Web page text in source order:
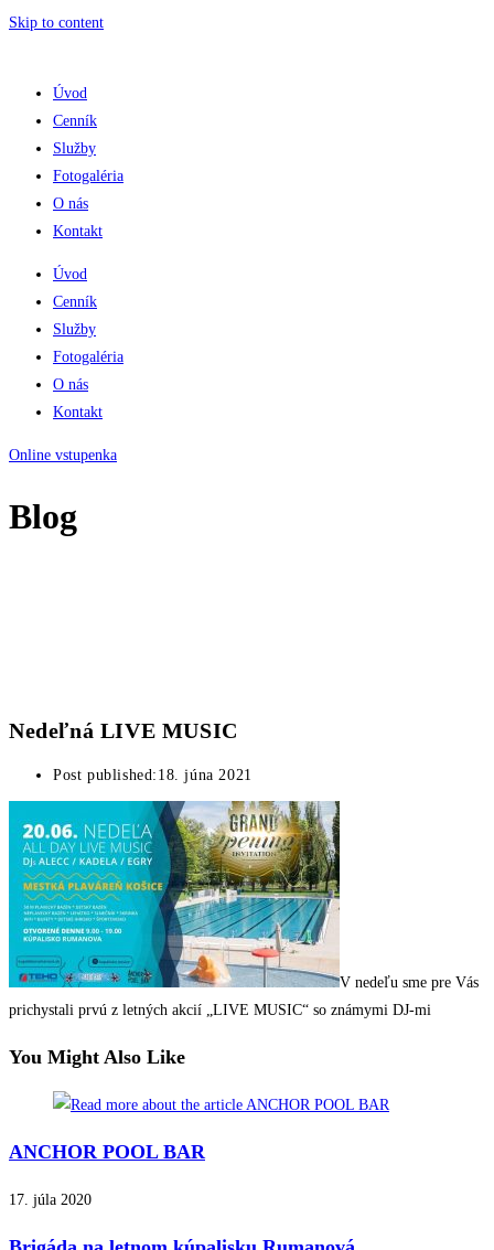
Skip to content
Úvod
Cenník
Služby
Fotogaléria
O nás
Kontakt
Úvod
Cenník
Služby
Fotogaléria
O nás
Kontakt
Online vstupenka
Blog
Nedeľná LIVE MUSIC
Post published: 18. júna 2021
V nedeľu sme pre Vás
prichystali prvú z letných akcií „LIVE MUSIC“ so známymi DJ-mi
You Might Also Like
ANCHOR POOL BAR
17. júla 2020